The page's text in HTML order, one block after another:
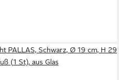
PALLAS, Schwarz, Ø 19 cm, H 29
(1 St), aus Glas